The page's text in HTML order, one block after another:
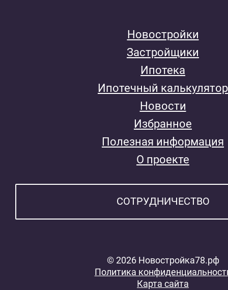
Новостройки
Застройщики
Ипотека
Ипотечный калькулятор
Новости
Избранное
Полезная информация
О проекте
СОТРУДНИЧЕСТВО
© 2026 Новостройка78.рф
Политика
Карта сайта